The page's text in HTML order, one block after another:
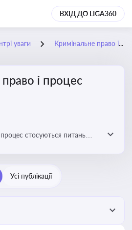
ВХІД ДО LIGA360
уваги Кримінальне право і процес
і процес
стосуються питань
Усі публікації